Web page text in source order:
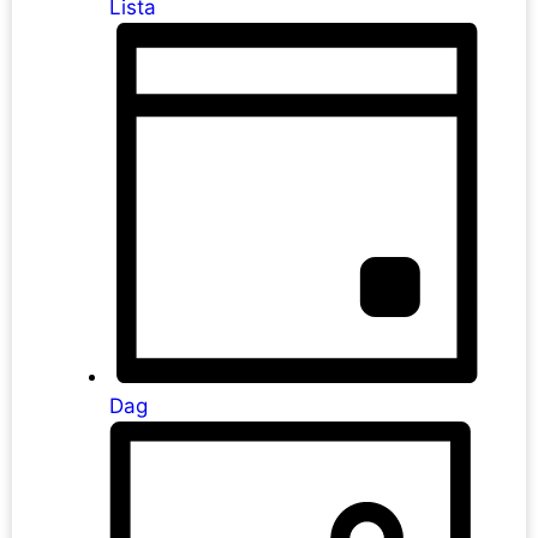
Lista
Dag